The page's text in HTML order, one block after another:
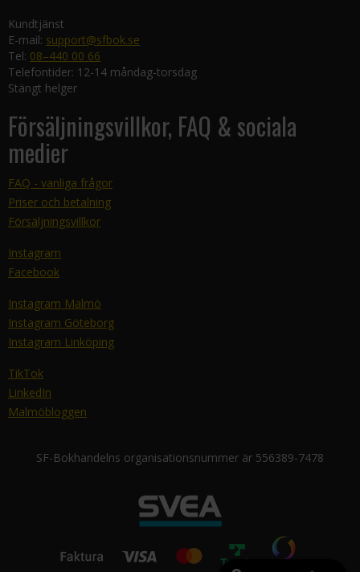
Kundtjänst
E-mail: support@sfbok.se
Tel: 08–440 00 66
Telefontider: 12-14 måndag-torsdag
Stängt helger
Försäljningsvillkor, FAQ & sociala
medier
FAQ - vanliga frågor
Priser och betalning
Försäljningsvillkor
Instagram
Facebook
Instagram Malmö
Instagram Göteborg
Instagram Linköping
TikTok
LinkedIn
Malmöbloggen
SF-Bokhandelns organisationsnummer är 556389-7478